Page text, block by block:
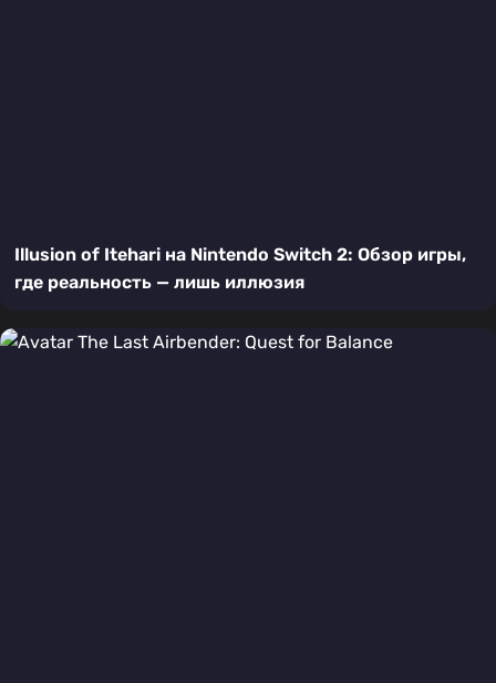
Illusion of Itehari на Nintendo Switch 2: Обзор игры,
где реальность — лишь иллюзия